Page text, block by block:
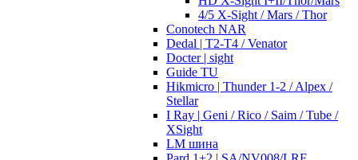
4/5 X-Sight / Mars / Thor
Conotech NAR
Dedal | T2-T4 / Venator
Docter | sight
Guide TU
Hikmicro | Thunder 1-2 / Alpex /
Stellar
I Ray | Geni / Rico / Saim / Tube /
XSight
LM шина